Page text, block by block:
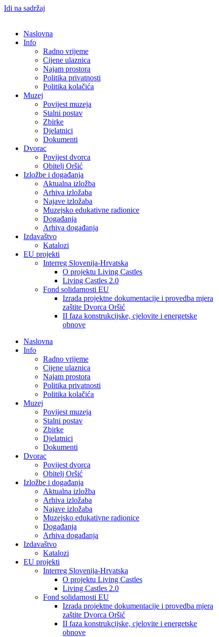
Idi na sadržaj
Naslovna
Info
Radno vrijeme
Cijene ulaznica
Najam prostora
Politika privatnosti
Politika kolačića
Muzej
Povijest muzeja
Stalni postav
Zbirke
Djelatnici
Dokumenti
Dvorac
Povijest dvorca
Obitelj Oršić
Izložbe i događanja
Aktualna izložba
Arhiva izložaba
Najave izložaba
Muzejsko edukativne radionice
Događanja
Arhiva događanja
Izdavaštvo
Katalozi
EU projekti
Interreg Slovenija-Hrvatska
O projektu Living Castles
Living Castles 2.0
Fond solidarnosti EU
Izrada projektne dokumentacije i provedba mjera
zaštite Dvorca Oršić
II faza konstrukcijske, cjelovite i energetske
obnove
Naslovna
Info
Radno vrijeme
Cijene ulaznica
Najam prostora
Politika privatnosti
Politika kolačića
Muzej
Povijest muzeja
Stalni postav
Zbirke
Djelatnici
Dokumenti
Dvorac
Povijest dvorca
Obitelj Oršić
Izložbe i događanja
Aktualna izložba
Arhiva izložaba
Najave izložaba
Muzejsko edukativne radionice
Događanja
Arhiva događanja
Izdavaštvo
Katalozi
EU projekti
Interreg Slovenija-Hrvatska
O projektu Living Castles
Living Castles 2.0
Fond solidarnosti EU
Izrada projektne dokumentacije i provedba mjera
zaštite Dvorca Oršić
II faza konstrukcijske, cjelovite i energetske
obnove